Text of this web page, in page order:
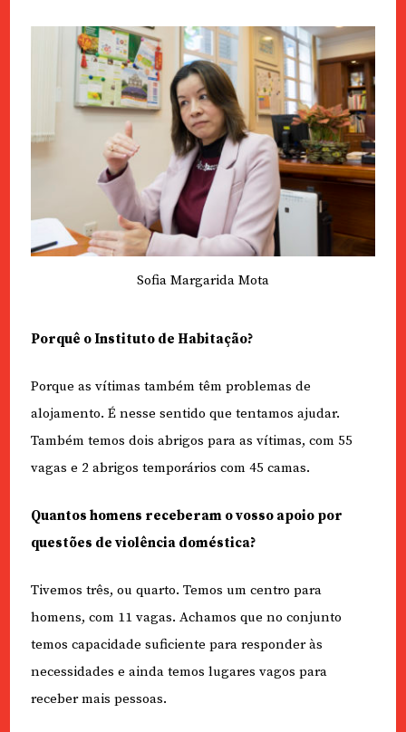
Sofia Margarida Mota
Porquê o Instituto de Habitação?
Porque as vítimas também têm problemas de
alojamento. É nesse sentido que tentamos ajudar.
Também temos dois abrigos para as vítimas, com 55
vagas e 2 abrigos temporários com 45 camas.
Quantos homens receberam o vosso apoio por
questões de violência doméstica?
Tivemos três, ou quarto. Temos um centro para
homens, com 11 vagas. Achamos que no conjunto
temos capacidade suficiente para responder às
necessidades e ainda temos lugares vagos para
receber mais pessoas.